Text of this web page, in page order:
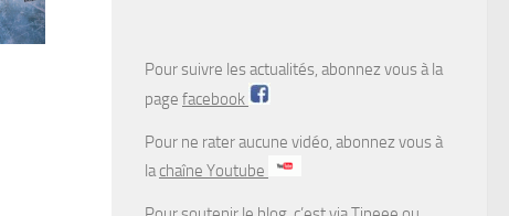
Pour suivre les actualités, abonnez vous à la
page facebook
Pour ne rater aucune vidéo, abonnez vous à
lachaîne Youtube